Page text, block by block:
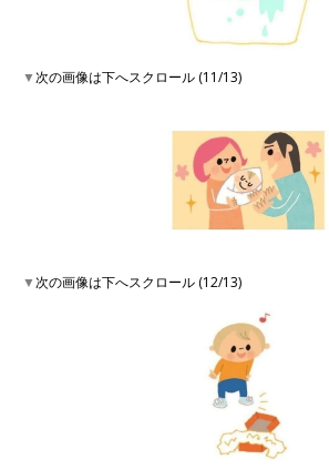
▼次の画像は下へスクロール (11/13)
▼次の画像は下へスクロール (12/13)